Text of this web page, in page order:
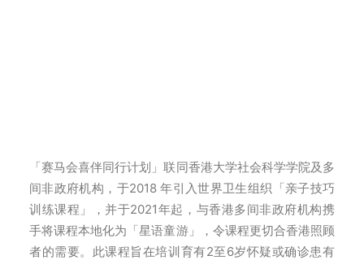
「赛马会喜伴同行计划」联同香港大学社会科学学院及多
间非政府机构，于2018 年引入世界卫生组织「亲子技巧
训练课程」，并于2021年起，与香港多间非政府机构携
手将课程本地化为「星语童游」，令课程更切合香港照顾
者的需要。此课程旨在培训育有2至6岁怀疑或确诊患有